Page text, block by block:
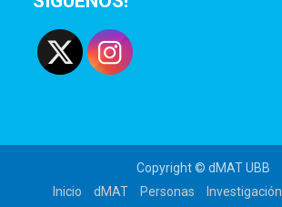
Copyright © dMAT UBB
Inicio
dMAT Personas Investigación